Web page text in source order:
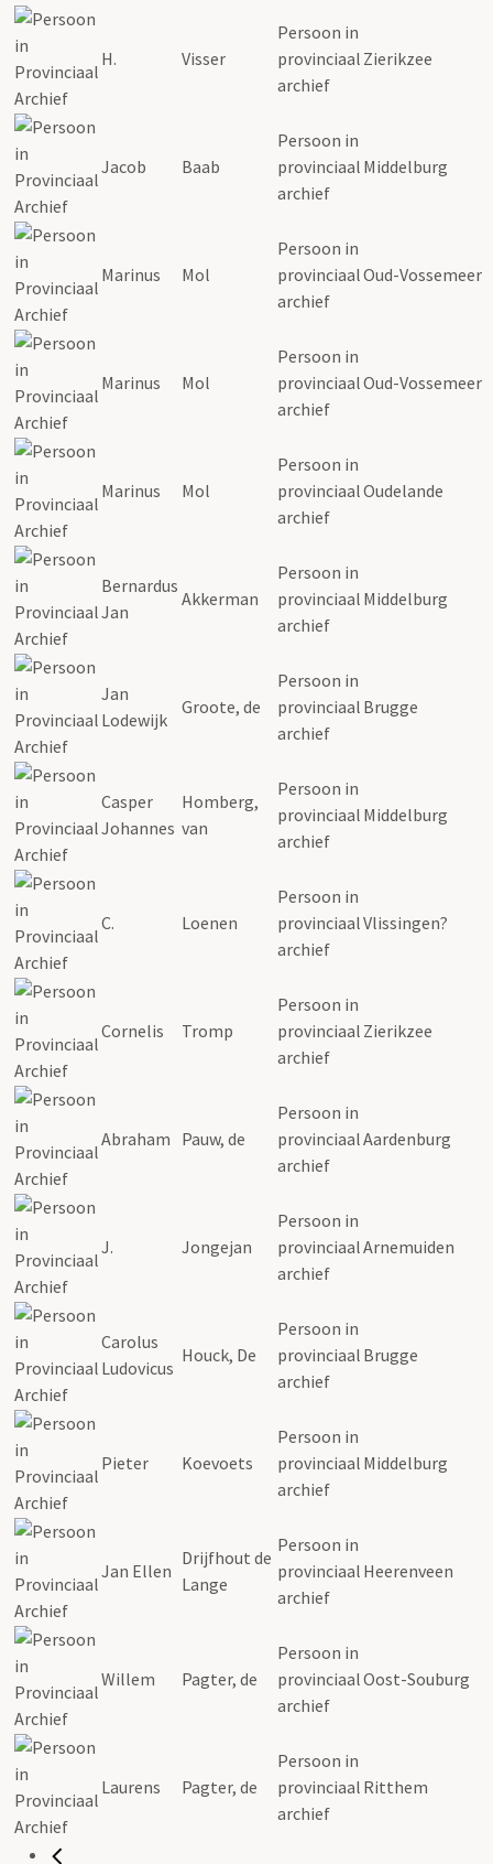
H. Visser
Persoon in
provinciaal
archief
Zierikzee
Jacob Baab
Persoon in
provinciaal
archief
Middelburg
Marinus Mol
Persoon in
provinciaal
archief
Oud-Vossemeer
Marinus Mol
Persoon in
provinciaal
archief
Oud-Vossemeer
Marinus Mol
Persoon in
provinciaal
archief
Oudelande
Bernardus
Jan
Akkerman
Persoon in
provinciaal
archief
Middelburg
Jan
Lodewijk
Groote, de
Persoon in
provinciaal
archief
Brugge
Casper
Johannes
Homberg,
van
Persoon in
provinciaal
archief
Middelburg
C. Loenen
Persoon in
provinciaal
archief
Vlissingen?
Cornelis Tromp
Persoon in
provinciaal
archief
Zierikzee
Abraham Pauw, de
Persoon in
provinciaal
archief
Aardenburg
J. Jongejan
Persoon in
provinciaal
archief
Arnemuiden
Carolus
Ludovicus
Houck, De
Persoon in
provinciaal
archief
Brugge
Pieter Koevoets
Persoon in
provinciaal
archief
Middelburg
Jan Ellen
Drijfhout de
Lange
Persoon in
provinciaal
archief
Heerenveen
Willem Pagter, de
Persoon in
provinciaal
archief
Oost-Souburg
Laurens Pagter, de
Persoon in
provinciaal
archief
Ritthem